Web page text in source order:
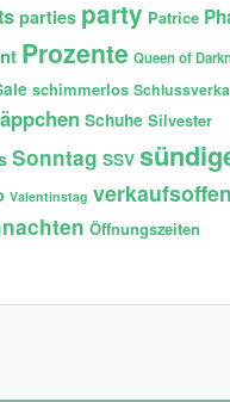
parties party Patrice
Prozente Queen of
schimmerlos
Schuhe Silvester
Sonntag SSV
Valentinstag verkaufsoffen
Öffnungszeiten